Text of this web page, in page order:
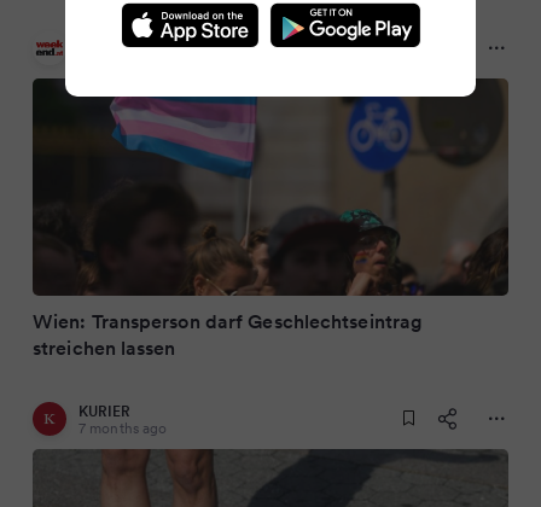
Weekend Magazin
Wien: Transperson darf Geschlechtseintrag
streichen lassen
KURIER
7 months ago